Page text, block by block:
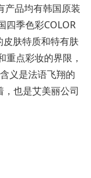
产品均有韩国原装
四季色彩COLOR
皮肤特质和特有肤
点彩妆的界限，
义是法语飞翔的
，也是艾美丽公司